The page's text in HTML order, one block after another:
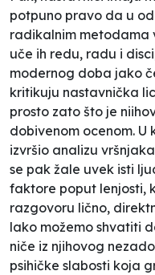
potpuno pravo da u
radikalnim metodama
uče ih redu, radu i
modernog doba jako
kritikuju nastavnička
prosto zato što je
dobivenom ocenom.
izvršio analizu
se pak žale uvek isti
faktore poput lenjosti,
razgovoru lično,
lako možemo shvatiti
niče iz njihovog
psihičke slabosti koja